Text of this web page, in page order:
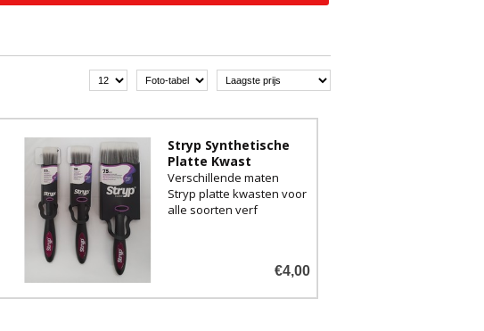
Stryp Synthetische
Platte Kwast
Verschillende maten
Stryp platte kwasten voor
alle soorten verf
€4,00